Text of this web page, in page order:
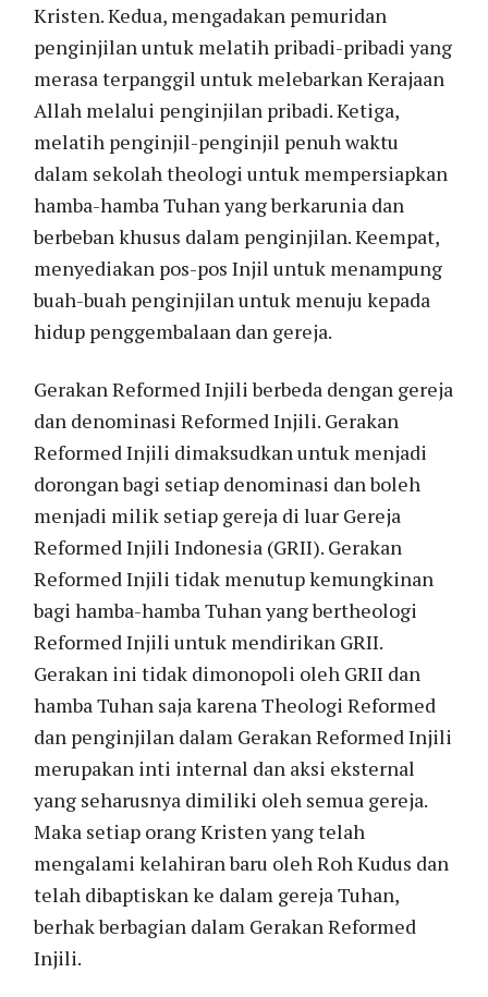
Kristen. Kedua, mengadakan pemuridan
penginjilan untuk melatih pribadi-pribadi yang
merasa terpanggil untuk melebarkan Kerajaan
Allah melalui penginjilan pribadi. Ketiga,
melatih penginjil-penginjil penuh waktu
dalam sekolah theologi untuk mempersiapkan
hamba-hamba Tuhan yang berkarunia dan
berbeban khusus dalam penginjilan. Keempat,
menyediakan pos-pos Injil untuk menampung
buah-buah penginjilan untuk menuju kepada
hidup penggembalaan dan gereja.
Gerakan Reformed Injili berbeda dengan gereja
dan denominasi Reformed Injili. Gerakan
Reformed Injili dimaksudkan untuk menjadi
dorongan bagi setiap denominasi dan boleh
menjadi milik setiap gereja di luar Gereja
Reformed Injili Indonesia (GRII). Gerakan
Reformed Injili tidak menutup kemungkinan
bagi hamba-hamba Tuhan yang bertheologi
Reformed Injili untuk mendirikan GRII.
Gerakan ini tidak dimonopoli oleh GRII dan
hamba Tuhan saja karena Theologi Reformed
dan penginjilan dalam Gerakan Reformed Injili
merupakan inti internal dan aksi eksternal
yang seharusnya dimiliki oleh semua gereja.
Maka setiap orang Kristen yang telah
mengalami kelahiran baru oleh Roh Kudus dan
telah dibaptiskan ke dalam gereja Tuhan,
berhak berbagian dalam Gerakan Reformed
Injili.